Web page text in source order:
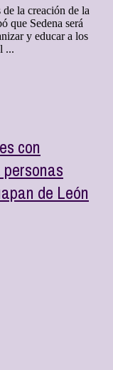
la creación de la
que Sedena será
y educar a los
...
con
de León